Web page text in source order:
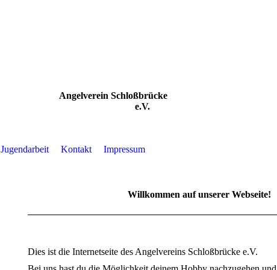
Angelverein Schloßbrücke
e.V.
Jugendarbeit Kontakt Impressum
Willkommen auf unserer Webseite!
Dies ist die Internetseite des Angelvereins Schloßbrücke e.V.